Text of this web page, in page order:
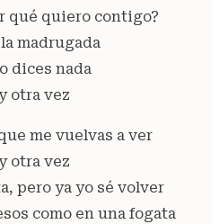
qué quiero contigo?
madrugada
dices nada
otra vez
me vuelvas a ver
otra vez
pero ya yo sé volver
como en una fogata